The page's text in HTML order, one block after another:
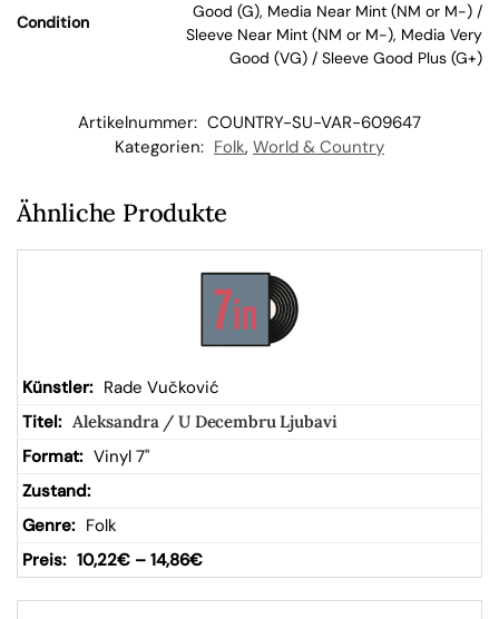
b
Condition
Good (G), Media Near Mint (NM or M-) /
Sleeve Near Mint (NM or M-), Media Very
Good (VG) / Sleeve Good Plus (G+)
Artikelnummer: COUNTRY-SU-VAR-609647
Kategorien: Folk, World & Country
Ähnliche Produkte
Rade Vučković
Aleksandra / U Decembru Ljubavi
Vinyl 7"
Folk
10,22€ – 14,86€